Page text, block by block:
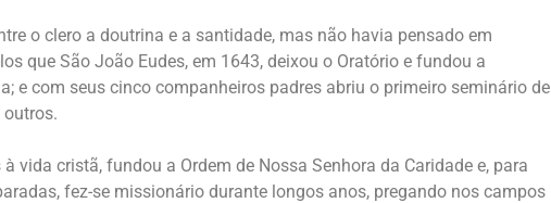
o clero a doutrina e a santidade, mas não havia pensado em
que São João Eudes, em 1643, deixou o Oratório e fundou a
e com seus cinco companheiros padres abriu o primeiro seminário de
outros.
vida cristã, fundou a Ordem de Nossa Senhora da Caridade e, para
fez-se missionário durante longos anos, pregando nos campos